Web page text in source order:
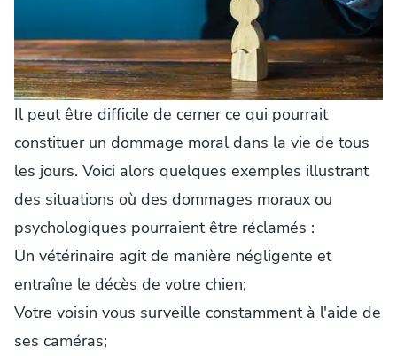
Il peut être difficile de cerner ce qui pourrait
constituer un dommage moral dans la vie de tous
les jours. Voici alors quelques exemples illustrant
des situations où des dommages moraux ou
psychologiques pourraient être réclamés :
Un vétérinaire agit de manière négligente et
entraîne le décès de votre chien;
Votre voisin vous surveille constamment à l'aide de
ses caméras;